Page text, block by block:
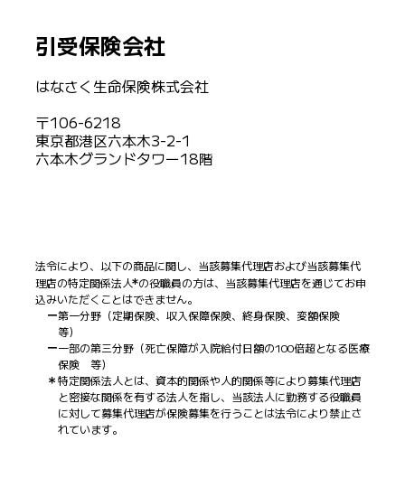
引受保険会社
はなさく生命保険株式会社
〒106-6218
東京都港区六本木3-2-1
六本木グランドタワー18階
法令により、以下の商品に関し、当該募集代理店および当該募集代
理店の特定関係法人＊の役職員の方は、当該募集代理店を通じてお申
込みいただくことはできません。
第一分野（定期保険、収入保障保険、終身保険、変額保険
等）
一部の第三分野（死亡保障が入院給付日額の100倍超となる医療
保険 等）
特定関係法人とは、資本的関係や人的関係等により募集代理店
と密接な関係を有する法人を指し、当該法人に勤務する役職員
に対して募集代理店が保険募集を行うことは法令により禁止さ
れています。